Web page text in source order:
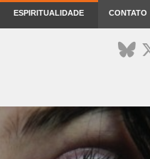
ESPIRITUALIDADE CONTATO